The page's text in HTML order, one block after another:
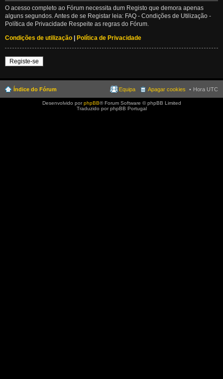
O acesso completo ao Fórum necessita dum Registo que demora apenas
alguns segundos. Antes de se Registar leia: FAQ - Condições de Utilização -
Política de Privacidade Respeite as regras do Fórum.
Condições de utilização | Política de Privacidade
Registe-se
Índice do Fórum Hora UTC
Apagar cookies
Equipa
Desenvolvido porphpBB® Forum Software © phpBB Limited
Traduzido por phpBB Portugal